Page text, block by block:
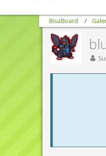
BisaBoard